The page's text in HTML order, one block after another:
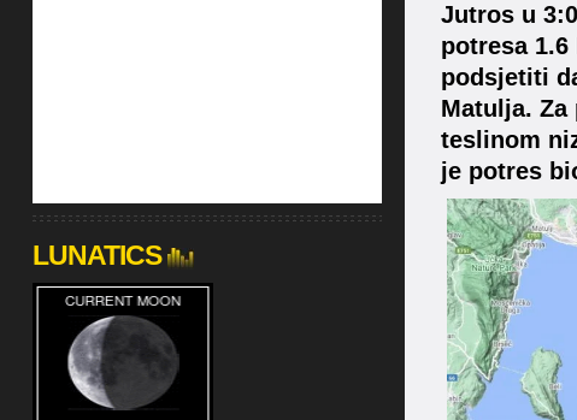
Jutros u
potresa
podsjetiti
Matulja. Za
teslinom
je potres
LUNATICS